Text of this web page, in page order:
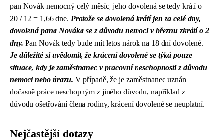
pan Novák nemocný celý měsíc, jeho dovolená se tedy krátí o
20 / 12 = 1,66 dne. Protože se dovolená krátí jen za celé dny,
dovolená pana Nováka se z důvodu nemoci v březnu zkrátí o 2
dny. Pan Novák tedy bude mít letos nárok na 18 dní dovolené.
Je důležité si uvědomit, že krácení dovolené se týká pouze
situace, kdy je zaměstnanec v pracovní neschopnosti z důvodu
nemoci nebo úrazu. V případě, že je zaměstnanec uznán
dočasně práce neschopným z jiného důvodu, například z
důvodu ošetřování člena rodiny, krácení dovolené se neuplatní.
Nejčastější dotazy